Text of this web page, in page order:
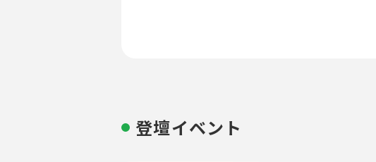
登壇イベント